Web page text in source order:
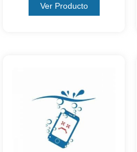
Ver Producto